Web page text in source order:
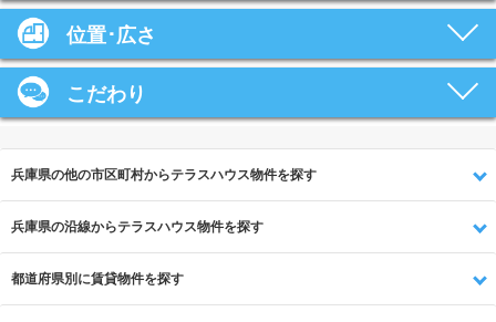
位置･広さ
こだわり
兵庫県の他の市区町村からテラスハウス物件を探す
兵庫県の沿線からテラスハウス物件を探す
都道府県別に賃貸物件を探す